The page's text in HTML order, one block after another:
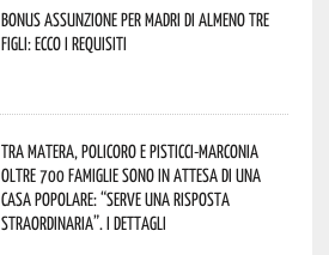
Bonus assunzione per madri di almeno tre
figli: ecco i requisiti
Tra Matera, Policoro e Pisticci-Marconia
oltre 700 famiglie sono in attesa di una
casa popolare: “serve una risposta
straordinaria”. I dettagli